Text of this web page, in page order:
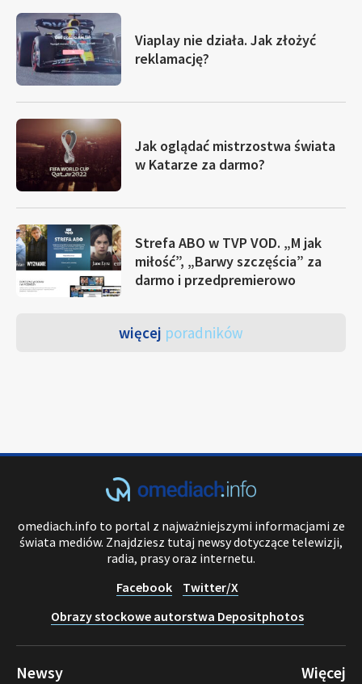
Viaplay nie działa. Jak złożyć
reklamację?
Jak oglądać mistrzostwa świata
w Katarze za darmo?
Strefa ABO w TVP VOD. „M jak
miłość”, „Barwy szczęścia” za
darmo i przedpremierowo
więcej poradników
omediach.info to portal z najważniejszymi informacjami ze
świata mediów. Znajdziesz tutaj newsy dotyczące telewizji,
radia, prasy oraz internetu.
Facebook
Twitter/X
Obrazy stockowe autorstwa Depositphotos
Newsy Więcej